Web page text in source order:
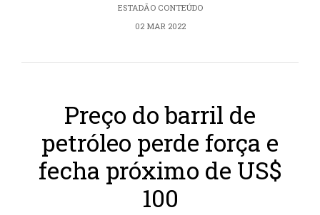
ESTADÃO CONTEÚDO
02 MAR 2022
Preço do barril de
petróleo perde força e
fecha próximo de US$
100